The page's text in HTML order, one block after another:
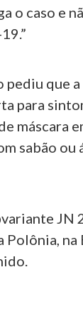
o caso e
pediu que
para
máscara
sabão
Polônia,